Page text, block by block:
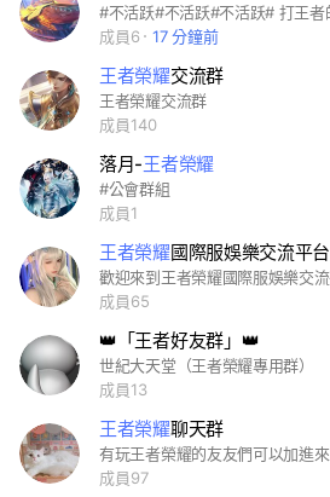
成員6
17 分鐘前
王者榮耀交流群
王者榮耀交流群
成員140
落月-王者榮耀
#公會群組
成員1
王者榮耀國際服娛樂交流平台
成員65
👑「王者好友群」👑
世紀大天堂（王者榮耀專用群）
成員13
王者榮耀聊天群
成員97